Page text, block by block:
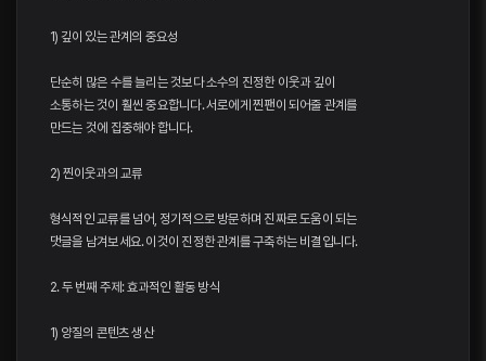
1) 깊이 있는 관계의 중요성
단순히 많은 수를 늘리는 것보다 소수의 진정한 이웃과 깊이
소통하는 것이 훨씬 중요합니다. 서로에게 찐팬이 되어줄 관계를
만드는 것에 집중해야 합니다.
2) 찐이웃과의 교류
형식적인 교류를 넘어, 정기적으로 방문하며 진짜로 도움이 되는
댓글을 남겨보세요. 이것이 진정한 관계를 구축하는 비결입니다.
2. 두 번째 주제: 효과적인 활동 방식
1) 양질의 콘텐츠 생산